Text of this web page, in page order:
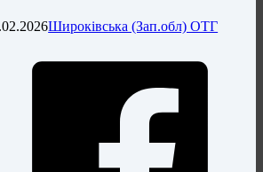
Широківська (Зап.обл) ОТГ